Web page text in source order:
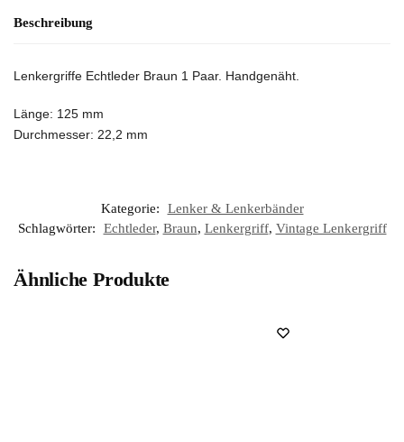
Beschreibung
Lenkergriffe Echtleder Braun 1 Paar. Handgenäht.
Länge: 125 mm
Durchmesser: 22,2 mm
Kategorie:
Lenker & Lenkerbänder
Schlagwörter:
Echtleder, Braun, Lenkergriff, Vintage Lenkergriff
Ähnliche Produkte